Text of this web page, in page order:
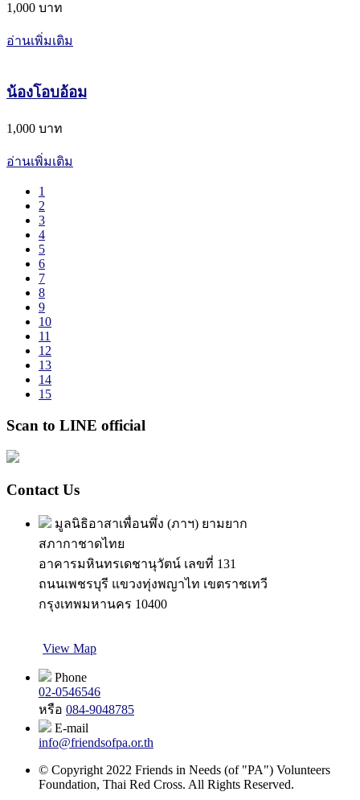
1,000 บาท
อ่านเพิ่มเติม
น้องโอบอ้อม
1,000 บาท
อ่านเพิ่มเติม
1
2
3
4
5
6
7
8
9
10
11
12
13
14
15
Scan to LINE official
Contact Us
มูลนิธิอาสาเพื่อนพึ่ง (ภาฯ) ยามยาก
สภากาชาดไทย
อาคารมหินทรเดชานุวัตน์ เลขที่ 131
ถนนเพชรบุรี แขวงทุ่งพญาไท เขตราชเทวี
กรุงเทพมหานคร 10400
View Map
Phone
02-0546546
หรือ 084-9048785
E-mail
info@friendsofpa.or.th
© Copyright 2022 Friends in Needs (of "PA") Volunteers
Foundation, Thai Red Cross. All Rights Reserved.